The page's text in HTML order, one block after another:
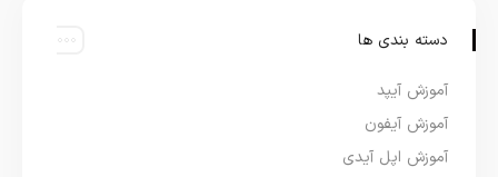
دسته بندی ها
آموزش آیپد
آموزش آیفون
آموزش اپل آیدی